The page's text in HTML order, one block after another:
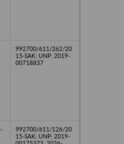
992700/611/262/20
15-SAK; UNP: 2019-
00718837
992700/611/126/20
15-SAK; UNP: 2019-